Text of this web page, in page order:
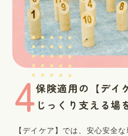
4保険適用の【デイ
じっくり支える場
【デイケア】では、安心安全